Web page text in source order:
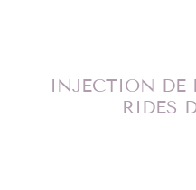
INJECTION DE
RIDES